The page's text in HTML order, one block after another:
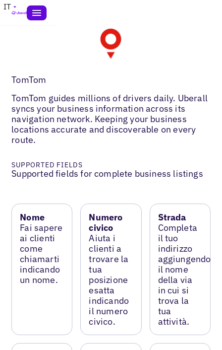
IT
TomTom
TomTom guides millions of drivers daily. Uberall
syncs your business information across its
navigation network. Keeping your business
locations accurate and discoverable on every
route.
SUPPORTED FIELDS
Supported fields for complete business listings
Nome
Fai sapere
ai clienti
come
chiamarti
indicando
un nome.
Numero
civico
Aiuta i
clienti a
trovare la
tua
posizione
esatta
indicando
il numero
civico.
Strada
Completa
il tuo
indirizzo
aggiungendo
il nome
della via
in cui si
trova la
tua
attività.